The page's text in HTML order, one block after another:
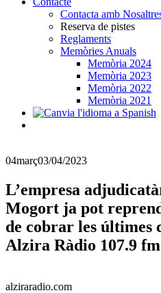
Contacta amb
Reserva de pistes
Reglaments
Memòries Anuals
Memòria 2024
Memòria 2023
Memòria 2022
Memòria 2021
04març03/04/2023
L’empresa
Mogort ja pot
de cobrar les últimes
Alzira Ràdio 107.9
alziraradio.com